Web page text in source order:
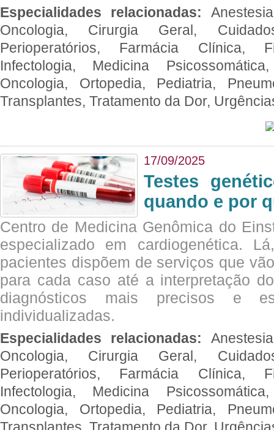
Especialidades relacionadas:
Oncologia, Cirurgia Geral,
Perioperatórios, Farmácia Clínica,
Infectologia, Medicina
Oncologia, Ortopedia, Pediatria,
Transplantes, Tratamento da Dor,
17/09/2025
Testes
quando e por
Centro de Medicina Genômica do
especializado em cardiogenética.
pacientes dispõem de serviços que
para cada caso até a interpretação
diagnósticos mais precisos e
individualizadas.
Especialidades relacionadas:
Oncologia, Cirurgia Geral,
Perioperatórios, Farmácia Clínica,
Infectologia, Medicina
Oncologia, Ortopedia, Pediatria,
Transplantes, Tratamento da Dor,